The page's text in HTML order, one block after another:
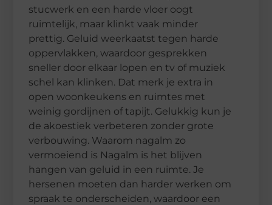
stucwerk en een harde vloer oogt
ruimtelijk, maar klinkt vaak minder
prettig. Geluid weerkaatst tegen harde
oppervlakken, waardoor gesprekken
sneller door elkaar lopen en tv of muziek
schel kan klinken. Dat merk je extra in
open woonkeukens en ruimtes met
weinig gordijnen of tapijt. Gelukkig kun je
de akoestiek verbeteren zonder grote
verbouwing. Waarom nagalm zo
vermoeiend is Nagalm is het blijven
hangen van geluid in een ruimte. Je
hersenen moeten dan harder werken om
spraak te onderscheiden, waardoor een